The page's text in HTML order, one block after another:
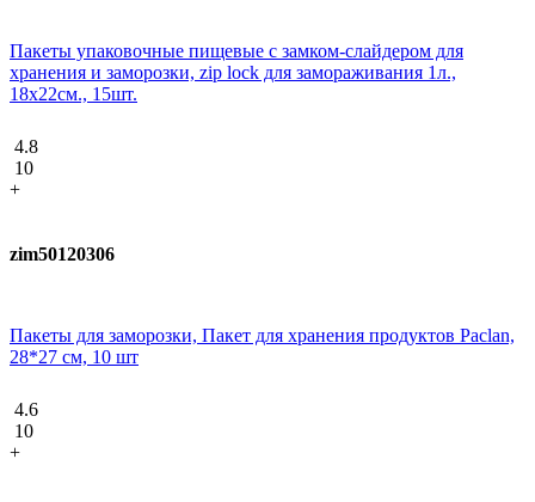
Пакеты упаковочные пищевые с замком-слайдером для
хранения и заморозки, zip lock для замораживания 1л.,
18х22см., 15шт.
4.8
10
+
zim50120306
Пакеты для заморозки, Пакет для хранения продуктов Paclan,
28*27 см, 10 шт
4.6
10
+